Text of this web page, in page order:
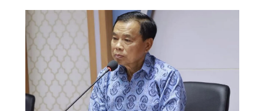
ความผิด นายวิทยา สมศรีษมสกุล กับพวก รวม 6 คน กรณีร่วม
กันเรียกรับทรัพย์สิน จํานวน 6 ล้านบาท เป็นการตอบแทนใน
การที่จะจูงใจเจ้าพนักงานเพื่อให้ดําเนินการปล่อยตัว (ประกัน
ตัว)